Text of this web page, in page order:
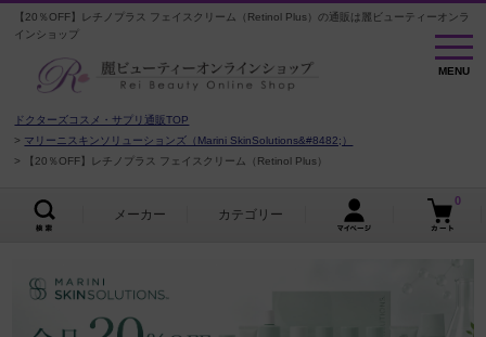
【20％OFF】レチノプラス フェイスクリーム（Retinol Plus）の通販は麗ビューティーオンラ
インショップ
MENU
MENU
ドクターズコスメ・サプリ通販TOP
マリーニスキンソリューションズ（Marini SkinSolutions&#8482;）
【20％OFF】レチノプラス フェイスクリーム（Retinol Plus）
メーカー カテゴリー
0